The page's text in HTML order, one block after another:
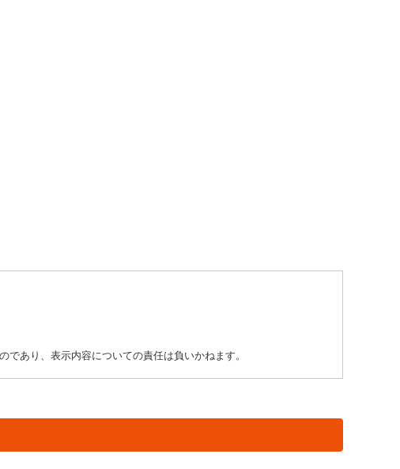
あり、表示内容についての責任は負いかねます。